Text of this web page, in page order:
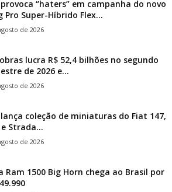
provoca “haters” em campanha do novo
Pro Super-Híbrido Flex...
de 2026
lucra R$ 52,4 bilhões no segundo
de 2026 e...
de 2026
coleção de miniaturas do Fiat 147,
Strada...
de 2026
Ram 1500 Big Horn chega ao Brasil por